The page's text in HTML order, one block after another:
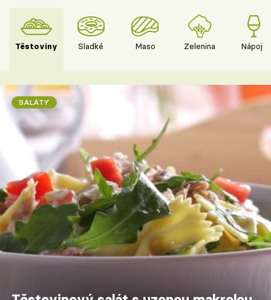
Těstoviny Sladké Maso Zelenina Nápoje
SALÁTY